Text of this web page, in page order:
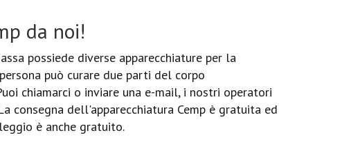
da noi!
possiede diverse apparecchiature per la
può curare due parti del corpo
chiamarci o inviare una e-mail, i nostri operatori
consegna dell'apparecchiatura Cemp è gratuita ed
è anche gratuito.